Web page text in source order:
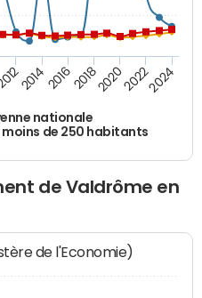
nationale
moins de 250 habitants
201420162018202020222024
de Valdrôme en
de l'Economie)